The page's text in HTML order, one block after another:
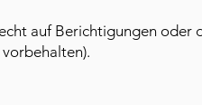
auf Berichtigungen oder